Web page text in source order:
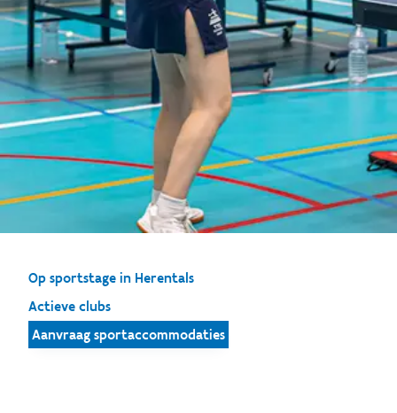
Op sportstage in Herentals
Actieve clubs
Aanvraag sportaccommodaties